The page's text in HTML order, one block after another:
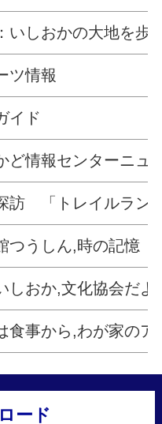
いしおかの大地を
ツ情報
イド
ど情報センターニ
訪 「トレイルラン
つうしん,時の記憶
しおか,文化協会だよ
食事から,わが家のア
ード